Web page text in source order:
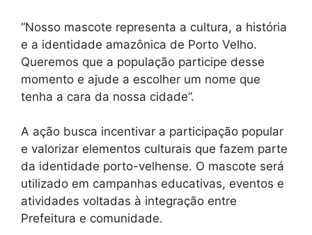
“Nosso mascote representa a cultura, a história
e a identidade amazônica de Porto Velho.
Queremos que a população participe desse
momento e ajude a escolher um nome que
tenha a cara da nossa cidade”.
A ação busca incentivar a participação popular
e valorizar elementos culturais que fazem parte
da identidade porto-velhense. O mascote será
utilizado em campanhas educativas, eventos e
atividades voltadas à integração entre
Prefeitura e comunidade.